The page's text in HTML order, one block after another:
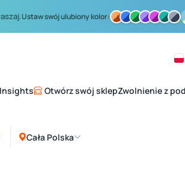
Ustaw swój ulubiony kolor:
Insights Otwórz swój sklepZwolnienie z
Cała Polska